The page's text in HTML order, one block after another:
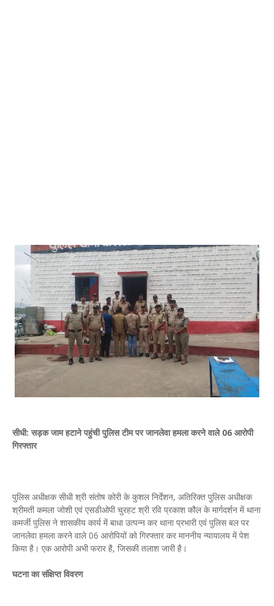
सीधी: सड़क जाम हटाने पहुंची पुलिस टीम पर जानलेवा हमला करने वाले 06 आरोपी
गिरफ्तार
पुलिस अधीक्षक सीधी श्री संतोष कोरी के कुशल निर्देशन, अतिरिक्त पुलिस अधीक्षक
श्रीमती कमला जोशी एवं एसडीओपी चुरहट श्री रवि प्रकाश कौल के मार्गदर्शन में थाना
कमर्जी पुलिस ने शासकीय कार्य में बाधा उत्पन्न कर थाना प्रभारी एवं पुलिस बल पर
जानलेवा हमला करने वाले 06 आरोपियों को गिरफ्तार कर माननीय न्यायालय में पेश
किया है। एक आरोपी अभी फरार है, जिसकी तलाश जारी है।
घटना का संक्षिप्त विवरण